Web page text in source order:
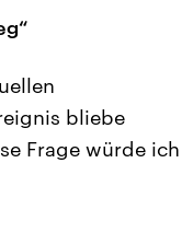
bliebe
Frage würde ich